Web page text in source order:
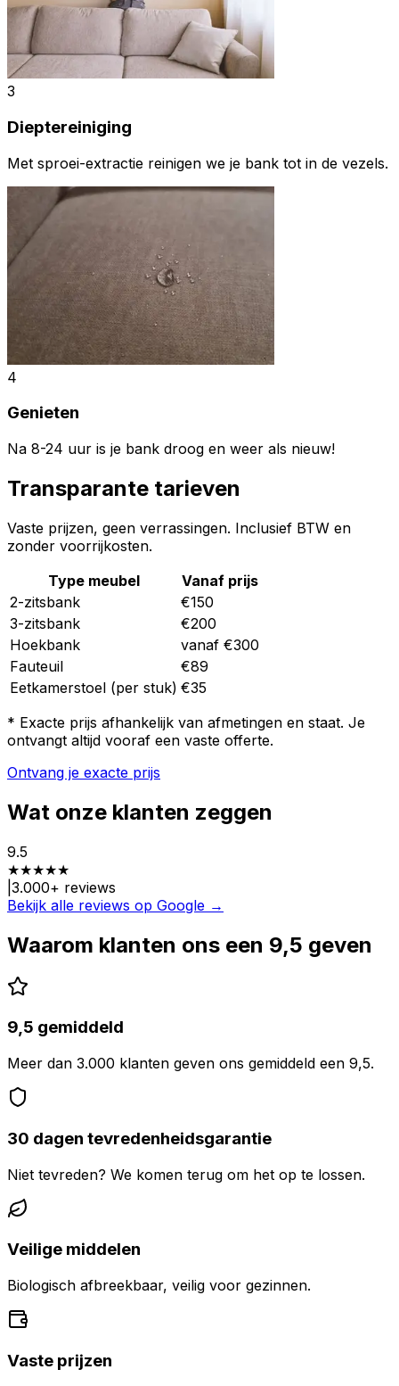
3
Dieptereiniging
Met sproei-extractie reinigen we je bank tot in de vezels.
4
Genieten
Na 8-24 uur is je bank droog en weer als nieuw!
Transparante tarieven
Vaste prijzen, geen verrassingen. Inclusief BTW en
zonder voorrijkosten.
Type meubel
Vanaf prijs
2-zitsbank
€150
3-zitsbank
€200
Hoekbank
vanaf €300
Fauteuil
€89
Eetkamerstoel (per stuk) €35
* Exacte prijs afhankelijk van afmetingen en staat. Je
ontvangt altijd vooraf een vaste offerte.
Ontvang je exacte prijs
Wat onze klanten zeggen
9.5
★★★★★
3.000+ reviews
Bekijk alle reviews op Google →
Waarom klanten ons een 9,5 geven
9,5 gemiddeld
Meer dan 3.000 klanten geven ons gemiddeld een 9,5.
30 dagen tevredenheidsgarantie
Niet tevreden? We komen terug om het op te lossen.
Veilige middelen
Biologisch afbreekbaar, veilig voor gezinnen.
Vaste prijzen